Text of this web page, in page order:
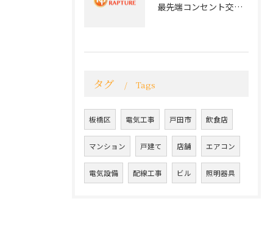
最先端コンセント交換で実現する安全と快適な住環境
タグ Tags
板橋区 電気工事 戸田市 飲食店
マンション 戸建て 店舗 エアコン
電気設備 配線工事 ビル 照明器具